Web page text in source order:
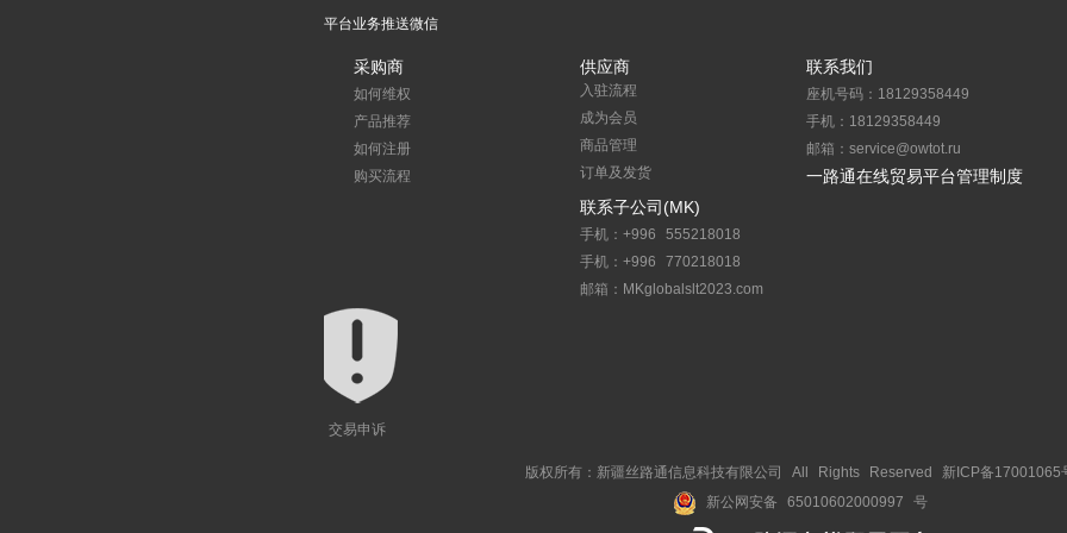
平台业务推送微信
采购商
如何维权
产品推荐
如何注册
购买流程
供应商
入驻流程
成为会员
商品管理
订单及发货
联系我们
座机号码：18129358449
手机：18129358449
邮箱：service@owtot.ru
一路通在线贸易平台管理制度
联系子公司(MK)
手机：+996 555218018
手机：+996 770218018
邮箱：MKglobalslt2023.com
交易申诉
版权所有：新疆丝路通信息科技有限公司 All Rights Reserved 新ICP备17001065
新公网安备 65010602000997 号